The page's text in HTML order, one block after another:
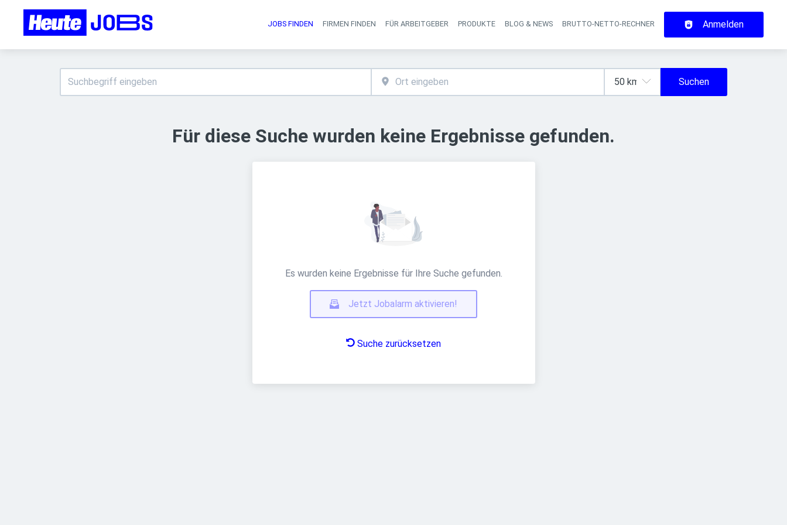
Haupt-Navigation
JOBS FINDEN FIRMEN FINDEN FÜR ARBEITGEBER PRODUKTE BLOG & NEWS BRUTTO-NETTO-RECHNER Anmelden
Suchen
Für diese Suche wurden keine Ergebnisse gefunden.
Es wurden keine Ergebnisse für Ihre Suche gefunden.
Jetzt Jobalarm aktivieren!
Suche zurücksetzen